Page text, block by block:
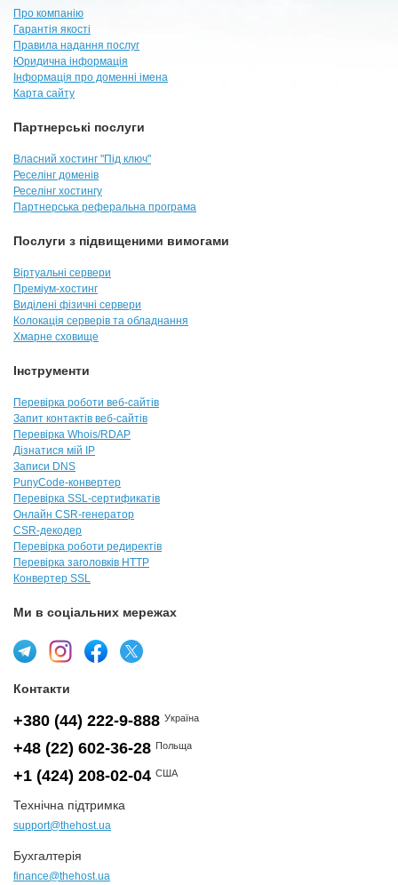
Про компанію
Гарантія якості
Правила надання послуг
Юридична інформація
Інформація про доменні імена
Карта сайту
Партнерські послуги
Власний хостинг "Під ключ"
Реселінг доменів
Реселінг хостингу
Партнерська реферальна програма
Послуги з підвищеними вимогами
Віртуальні сервери
Преміум-хостинг
Виділені фізичні сервери
Колокація серверів та обладнання
Хмарне сховище
Інструменти
Перевірка роботи веб-сайтів
Запит контактів веб-сайтів
Перевірка Whois/RDAP
Дізнатися мій IP
Записи DNS
PunyCode-конвертер
Перевірка SSL-сертификатів
Онлайн CSR-генератор
CSR-декодер
Перевірка роботи редиректів
Перевірка заголовків HTTP
Конвертер SSL
Ми в соціальних мережах
Контакти
+380 (44) 222-9-888 Україна
+48 (22) 602-36-28 Польща
+1 (424) 208-02-04 США
Технічна підтримка
support@thehost.ua
Бухгалтерія
finance@thehost.ua